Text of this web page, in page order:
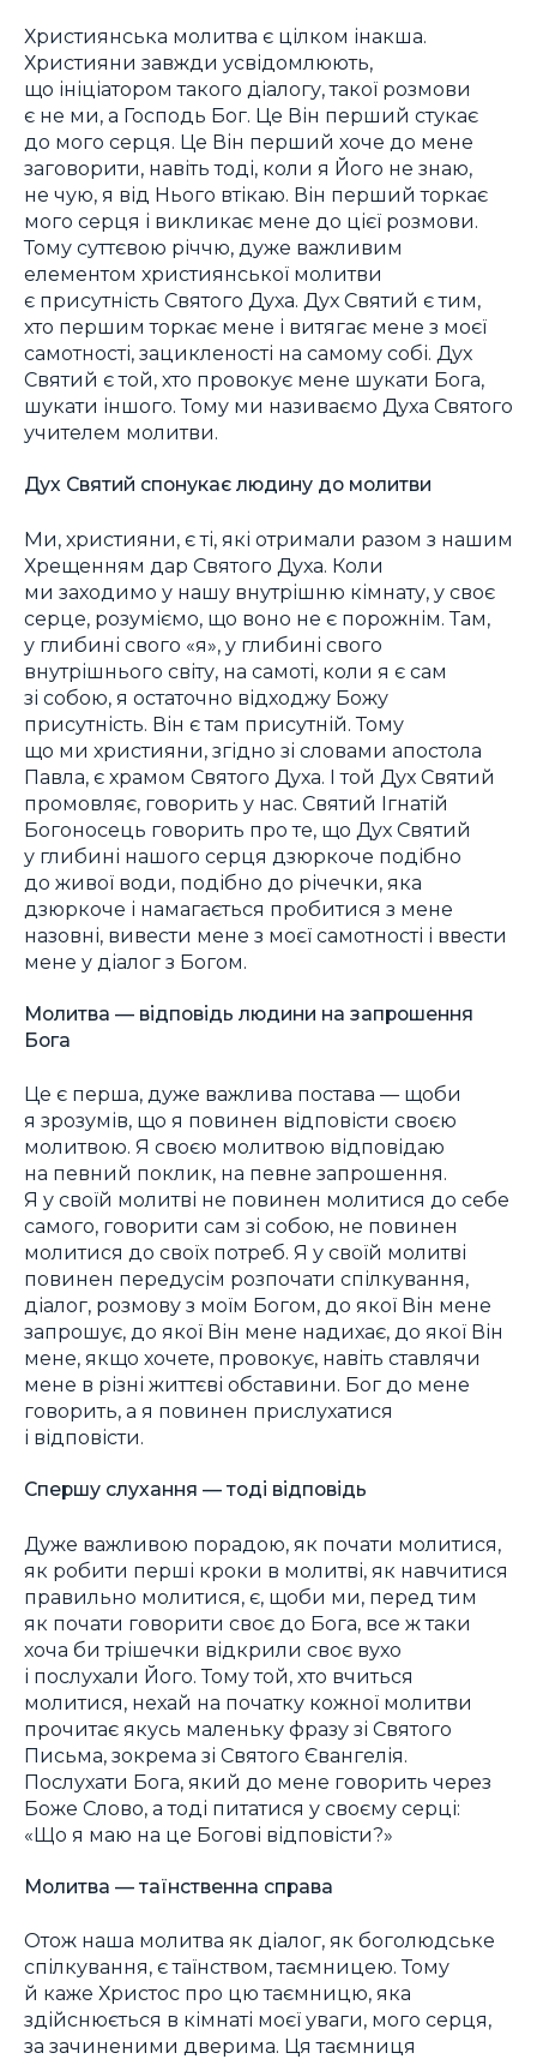
Християнська молитва є цілком інакша.
Християни завжди усвідомлюють,
що ініціатором такого діалогу, такої розмови
є не ми, а Господь Бог. Це Він перший стукає
до мого серця. Це Він перший хоче до мене
заговорити, навіть тоді, коли я Його не знаю,
не чую, я від Нього втікаю. Він перший торкає
мого серця і викликає мене до цієї розмови.
Тому суттєвою річчю, дуже важливим
елементом християнської молитви
є присутність Святого Духа. Дух Святий є тим,
хто першим торкає мене і витягає мене з моєї
самотності, зацикленості на самому собі. Дух
Святий є той, хто провокує мене шукати Бога,
шукати іншого. Тому ми називаємо Духа Святого
учителем молитви.
Дух Святий спонукає людину до молитви
Ми, християни, є ті, які отримали разом з нашим
Хрещенням дар Святого Духа. Коли
ми заходимо у нашу внутрішню кімнату, у своє
серце, розуміємо, що воно не є порожнім. Там,
у глибині свого «я», у глибині свого
внутрішнього світу, на самоті, коли я є сам
зі собою, я остаточно відходжу Божу
присутність. Він є там присутній. Тому
що ми християни, згідно зі словами апостола
Павла, є храмом Святого Духа. І той Дух Святий
промовляє, говорить у нас. Святий Ігнатій
Богоносець говорить про те, що Дух Святий
у глибині нашого серця дзюркоче подібно
до живої води, подібно до річечки, яка
дзюркоче і намагається пробитися з мене
назовні, вивести мене з моєї самотності і ввести
мене у діалог з Богом.
Молитва — відповідь людини на запрошення
Бога
Це є перша, дуже важлива постава — щоби
я зрозумів, що я повинен відповісти своєю
молитвою. Я своєю молитвою відповідаю
на певний поклик, на певне запрошення.
Я у своїй молитві не повинен молитися до себе
самого, говорити сам зі собою, не повинен
молитися до своїх потреб. Я у своїй молитві
повинен передусім розпочати спілкування,
діалог, розмову з моїм Богом, до якої Він мене
запрошує, до якої Він мене надихає, до якої Він
мене, якщо хочете, провокує, навіть ставлячи
мене в різні життєві обставини. Бог до мене
говорить, а я повинен прислухатися
і відповісти.
Спершу слухання — тоді відповідь
Дуже важливою порадою, як почати молитися,
як робити перші кроки в молитві, як навчитися
правильно молитися, є, щоби ми, перед тим
як почати говорити своє до Бога, все ж таки
хоча би трішечки відкрили своє вухо
і послухали Його. Тому той, хто вчиться
молитися, нехай на початку кожної молитви
прочитає якусь маленьку фразу зі Святого
Письма, зокрема зі Святого Євангелія.
Послухати Бога, який до мене говорить через
Боже Слово, а тоді питатися у своєму серці:
«Що я маю на це Богові відповісти?»
Молитва — таїнственна справа
Отож наша молитва як діалог, як боголюдське
спілкування, є таїнством, таємницею. Тому
й каже Христос про цю таємницю, яка
здійснюється в кімнаті моєї уваги, мого серця,
за зачиненими дверима. Ця таємниця